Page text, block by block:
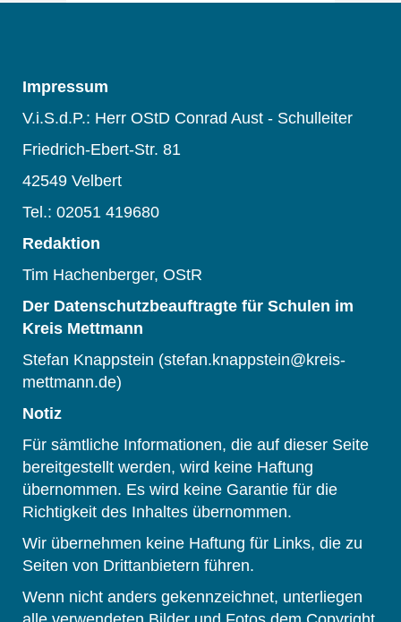
Impressum
V.i.S.d.P.: Herr OStD Conrad Aust - Schulleiter
Friedrich-Ebert-Str. 81
42549 Velbert
Tel.: 02051 419680
Redaktion
Tim Hachenberger, OStR
Der Datenschutzbeauftragte für Schulen im
Kreis Mettmann
Stefan Knappstein (stefan.knappstein@kreis-
mettmann.de)
Notiz
Für sämtliche Informationen, die auf dieser Seite
bereitgestellt werden, wird keine Haftung
übernommen. Es wird keine Garantie für die
Richtigkeit des Inhaltes übernommen.
Wir übernehmen keine Haftung für Links, die zu
Seiten von Drittanbietern führen.
Wenn nicht anders gekennzeichnet, unterliegen